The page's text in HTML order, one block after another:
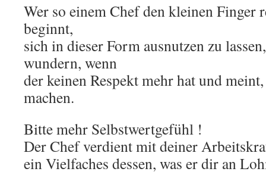
Wer so einem Chef den kleinen Finger
beginnt,
sich in dieser Form ausnutzen zu
wundern, wenn
der keinen Respekt mehr hat und
machen.
Bitte mehr Selbstwertgefühl !
Der Chef verdient mit deiner
ein Vielfaches dessen, was er dir an